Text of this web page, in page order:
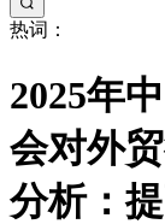
热词：
2025年
会对外
分析：